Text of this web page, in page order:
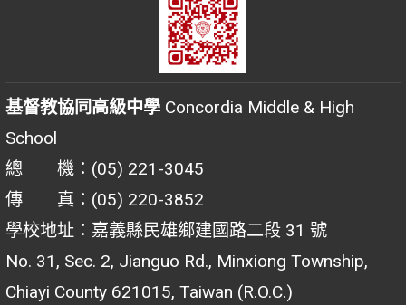
基督教協同高級中學 Concordia Middle & High
School
總 機：(05) 221-3045
傳 真：(05) 220-3852
學校地址：嘉義縣民雄鄉建國路二段 31 號
No. 31, Sec. 2, Jianguo Rd., Minxiong Township,
Chiayi County 621015, Taiwan (R.O.C.)